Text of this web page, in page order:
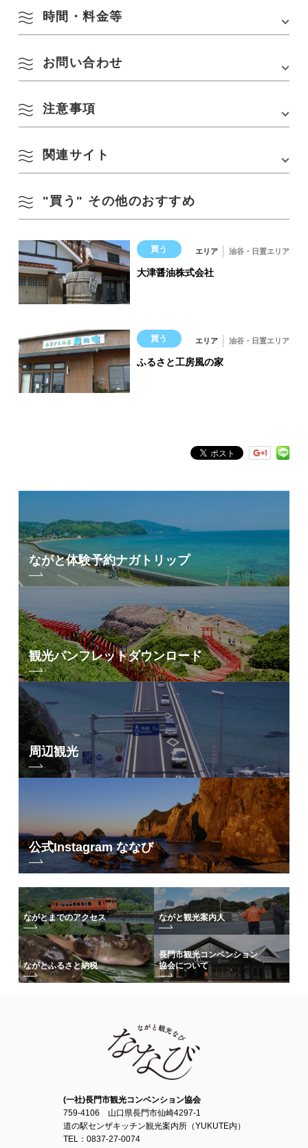
住所 〒759-4712長門市油谷津黄1079-1
アクセス
・JR人丸駅よりタクシーで15分 ・JR長門古市
駐車場
・第2駐車場24台
駐車場料金
・普通車 300円/1時間
時間・料金等
営業時間
■通常営業
定休日
お問い合わせ
TEL : 0837-33-1011
注意事項
・周辺道狭い箇所あり
関連サイト
「元乃隅神社」
"買う" その他のおすすめ
買う エリア 油谷・日置エリア
大津醤油株式会社
買う エリア 油谷・日置エリア
ふるさと工房風の家
ながと体験予約ナガトリップ
観光パンフレットダウンロード
周辺観光
公式Instagram ななび
ながとまでのアクセス ながと観光案内人
ながとふるさと納税
長門市観光コンベンション
協会について
(一社)長門市観光コンベンション協会
759-4106 山口県長門市仙崎4297-1
道の駅センザキッチン観光案内所（YUKUTE内）
TEL：0837-27-0074